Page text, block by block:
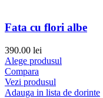
Fata cu flori albe
390.00 lei
Alege produsul
Compara
Vezi produsul
Adauga in lista de dorinte